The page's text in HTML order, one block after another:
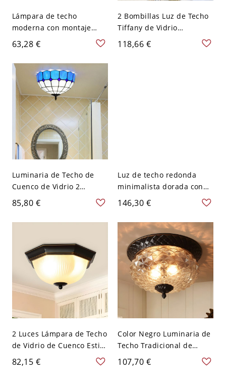
Lámpara de techo
moderna con montaje
empotrado de pantalla
geométrica de 2 luces -
Negro 110 A 120 V
Cuadrado
63,28 €
2 Bombillas Luz de Techo
Tiffany de Vidrio
Luminaria de Techo de
Cuenco con Base en Latón
118,66 €
Luminaria de Techo de
Cuenco de Vidrio 2
Bombillas Luz de Techo
Tiffany con Patrón de
Cuadros para Sala - Azul
85,80 €
Luz de techo redonda
minimalista dorada con
pantalla de vidrio - 110 A
120 V 2
146,30 €
2 Luces Lámpara de Techo
de Vidrio de Cuenco Estilo
Rústico Luz de Techo en
Negro para Salón - Negro
82,15 €
Color Negro Luminaria de
Techo Tradicional de
Vidrio Prismático Plafón
de 2 Bombillas de Cuenco
107,70 €